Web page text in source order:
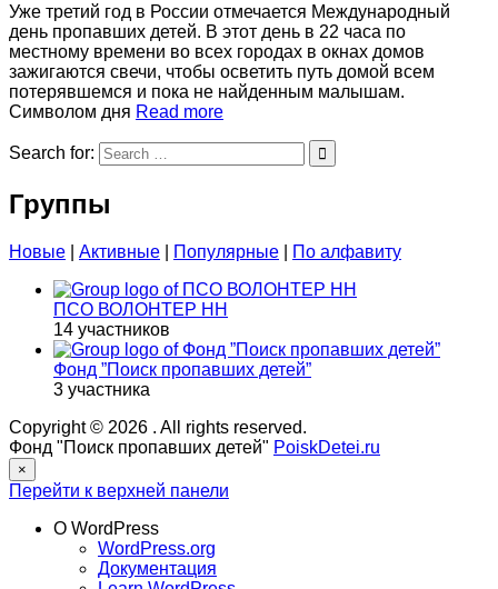
Уже третий год в России отмечается Международный
день пропавших детей. В этот день в 22 часа по
местному времени во всех городах в окнах домов
зажигаются свечи, чтобы осветить путь домой всем
потерявшемся и пока не найденным малышам.
Символом дня Read more
Search for:
Группы
Новые Активные Популярные По алфавиту
ПСО ВОЛОНТЕР НН
14 участников
Фонд ”Поиск пропавших детей”
3 участника
Copyright © 2026 . All rights reserved.
Фонд "Поиск пропавших детей" PoiskDetei.ru
×
Перейти к верхней панели
О WordPress
WordPress.org
Документация